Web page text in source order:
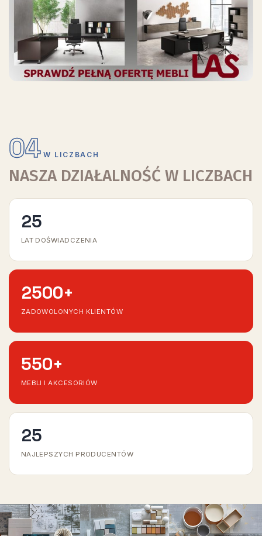
04 W LICZBACH
NASZA DZIAŁALNOŚĆ W LICZBACH
25
LAT DOŚWIADCZENIA
2500+
ZADOWOLONYCH KLIENTÓW
550+
MEBLI I AKCESORIÓW
25
NAJLEPSZYCH PRODUCENTÓW